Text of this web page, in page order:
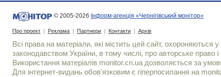
© 2005-2026 Інформ-агенція «Чернігівський монітор»
Про проект | Реклама | Партнери | Контакти | Архів
Всі права на матеріали, які містить цей сайт, охороняються у
законодавством України, в тому числі, про авторське право і
Використання матерiалiв monitor.cn.ua дозволяється за
Для iнтернет-видань обов'язковим є гiперпосилання на